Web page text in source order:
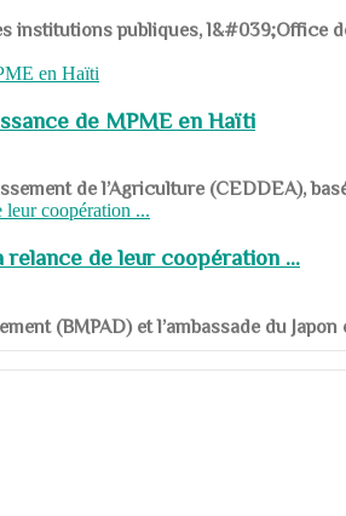
publiques, l&#039;Office
de MPME en Haïti
de l’Agriculture (CEDDEA),
relance de leur coopération ...
(BMPAD) et l’ambassade du